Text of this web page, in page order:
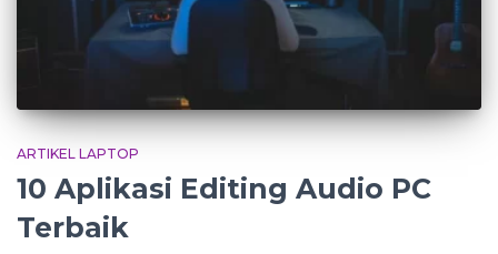
ARTIKEL LAPTOP
10 Aplikasi Editing Audio PC
Terbaik